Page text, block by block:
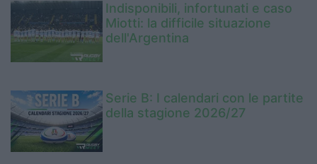
Indisponibili, infortunati e caso
Miotti: la difficile situazione
dell'Argentina
Serie B: I calendari con le partite
della stagione 2026/27